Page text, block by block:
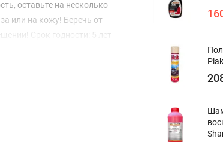
оставьте на несколько
или на кожу! Беречь от
Срок годности: 5 лет